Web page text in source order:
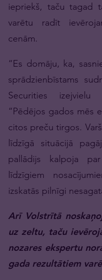
iepriekš, taču tagad
varētu radīt
cenām.
“Es domāju, ka,
sprādzienbīstams
Securities izejvielu
“Pēdējos gados mēs
citos preču tirgos.
līdzīgā situācijā
pallādijs kalpoja
līdzīgiem
izskatās pilnīgi
Arī Volstrītā
uz zeltu, taču
nozares ekspertu
gada rezultātiem